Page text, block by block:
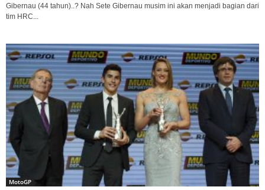
Gibernau (44 tahun)..? Nah Sete Gibernau musim ini akan menjadi bagian dari
tim HRC...
MotoGP